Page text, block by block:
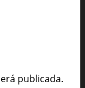
publicada.